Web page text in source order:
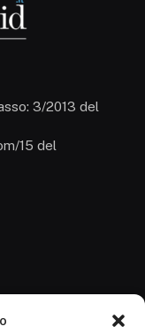
3/2013 del
15 del